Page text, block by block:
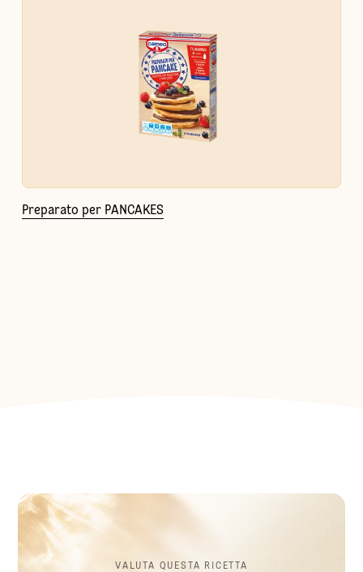
Preparato per PANCAKES
VALUTA QUESTA RICETTA